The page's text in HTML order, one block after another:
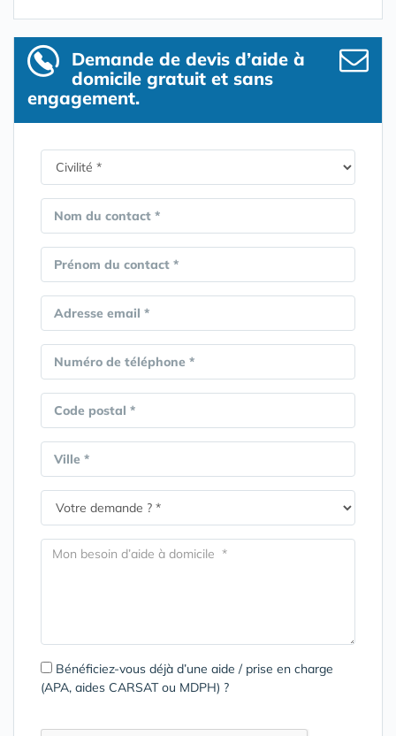
Demande de devis d’aide à
domicile gratuit et sans
engagement.
Nom du contact *
Prénom du contact *
Adresse email *
Numéro de téléphone *
Code postal *
Ville *
Bénéficiez-vous déjà d’une aide / prise en charge
(APA, aides CARSAT ou MDPH) ?